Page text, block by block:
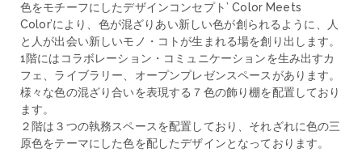
色をモチーフにしたデザインコンセプト’ Color Meets
Color’により、色が混ざりあい新しい色が創られるように、人
と人が出会い新しいモノ・コトが生まれる場を創り出します。
1階にはコラボレーション・コミュニケーションを生み出すカ
フェ、ライブラリー、オープンプレゼンスペースがあります。
様々な色の混ざり合いを表現する７色の飾り棚を配置しており
ます。
２階は３つの執務スペースを配置しており、それざれに色の三
原色をテーマにした色を配したデザインとなっております。